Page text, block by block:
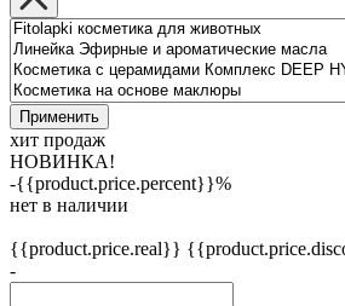
Применить
хит продаж
НОВИНКА!
-{{product.price.percent}}%
нет в наличии
{{product.price.real}}
-